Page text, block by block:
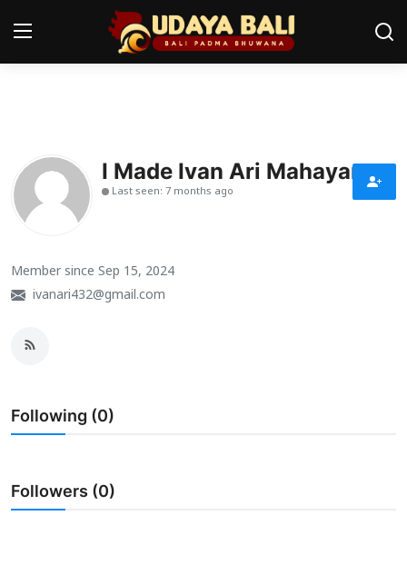
Pura
Desa Adat
Kearifan lokal
Seni
Usadha
Indonesia
I Made Ivan Ari Mahayana
Last seen: 7 months ago
Member since Sep 15, 2024
ivanari432@gmail.com
Following (0)
Followers (0)